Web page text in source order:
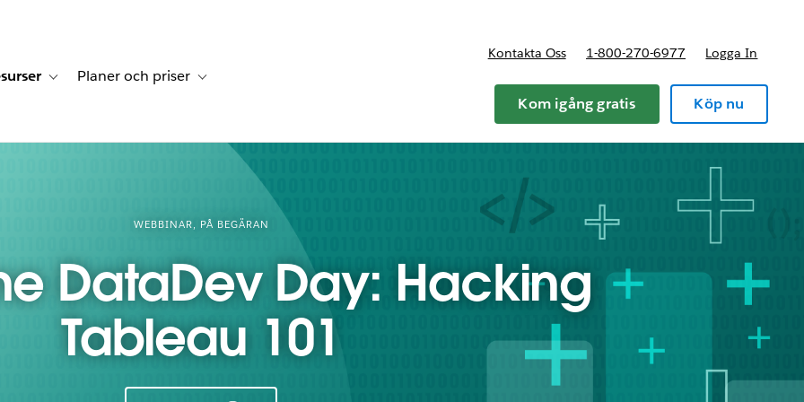
navigation for Lösningar
Toggle sub-navigation for Resurser
Planer och priser Toggle sub-navigation for Planer och priser
Kontakta Oss 1-800-270-6977 Logga In
Kom igång gratis Köp nu
WEBBINAR, PÅ BEGÄRAN
DataDev Day: Hacking
Tableau 101